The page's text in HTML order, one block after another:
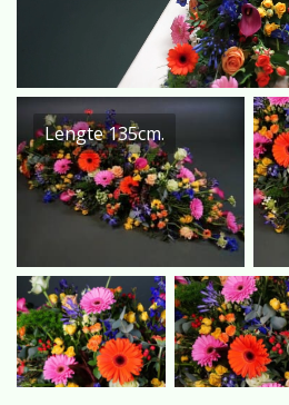
Feyenoord rouwstuk
Veldboeket
Bestellen
Lengte 135cm.